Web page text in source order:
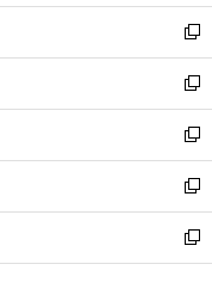
開
く
ウ
で
開
く
ン
ド
ウ
で
開
く
ウ
ィ
ン
ド
ウ
で
開
く
し
い
ウ
ィ
ン
ド
ウ
で
開
く
新
し
い
ウ
ィ
ン
ド
ウ
で
開
新
し
い
ウ
ィ
ン
ド
ウ
新
し
い
ウ
ィ
ン
新
し
い
ウ
新
し